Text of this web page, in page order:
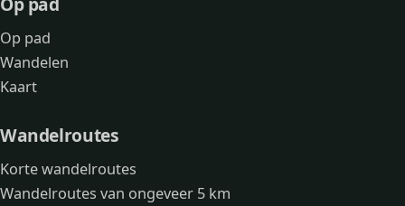
Op pad
Wandelen
Kaart
Wandelroutes
Korte wandelroutes
Wandelroutes van ongeveer 5 km